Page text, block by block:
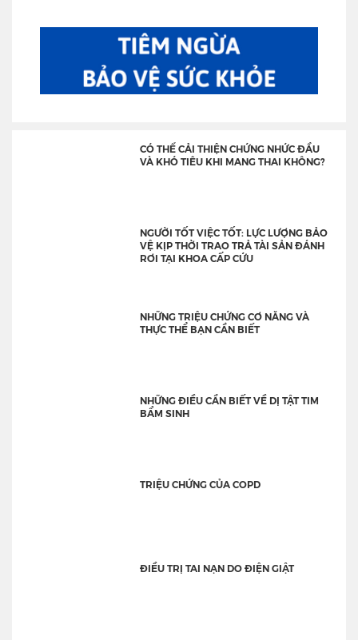
CÓ THỂ CẢI THIỆN CHỨNG NHỨC ĐẦU
VÀ KHÓ TIÊU KHI MANG THAI KHÔNG?
NGƯỜI TỐT VIỆC TỐT: LỰC LƯỢNG BẢO
VỆ KỊP THỜI TRAO TRẢ TÀI SẢN ĐÁNH
RƠI TẠI KHOA CẤP CỨU
NHỮNG TRIỆU CHỨNG CƠ NĂNG VÀ
THỰC THỂ BẠN CẦN BIẾT
NHỮNG ĐIỀU CẦN BIẾT VỀ DỊ TẬT TIM
BẨM SINH
TRIỆU CHỨNG CỦA COPD
ĐIỀU TRỊ TAI NẠN DO ĐIỆN GIẬT